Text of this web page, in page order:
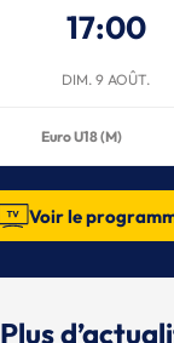
17:00
DIM. 9 AOÛT.
Euro U18 (M)
Voir le
Plus